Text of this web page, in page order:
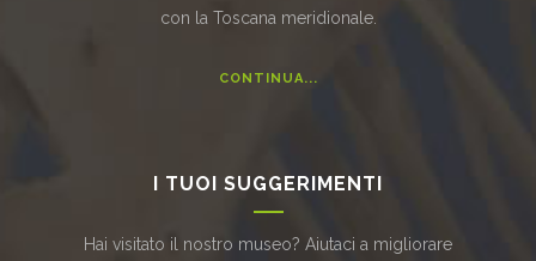
con la Toscana meridionale.
CONTINUA...
I TUOI SUGGERIMENTI
Hai visitato il nostro museo? Aiutaci a migliorare